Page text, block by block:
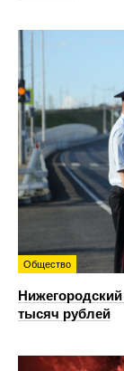
Общество
тысяч рублей